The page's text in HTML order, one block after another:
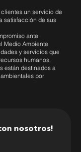
un servicio de
satisfacción de sus
ante
Medio Ambiente
y servicios que
humanos,
están destinados a
por
nosotros!